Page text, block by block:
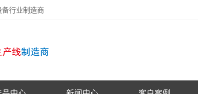
行业制造商